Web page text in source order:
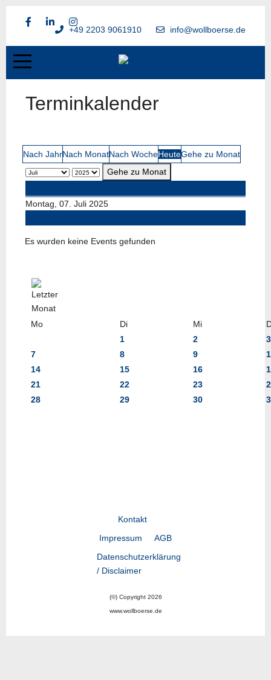
+49 2203 9061910 info@wollboerse.de
Terminkalender
Nach JahrNach MonatNach WocheHeuteGehe zu Monat
Gehe zu Monat
Montag, 07. Juli 2025
Es wurden keine Events gefunden
Mo Di Mi
1
2
3
7
8 9
14
15 16
21
22 23
28
29 30
Kontakt
Impressum
AGB
Datenschutzerklärung
/ Disclaimer
(©) Copyright 2026
www.wollboerse.de